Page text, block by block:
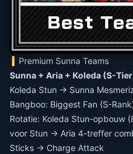
Premium Sunna Teams
Sunna + Aria + Koleda (S-
Koleda Stun → Sunna
Bangboo: Biggest Fan (S-
Rotatie: Koleda Stun-opbouw
voor Stun → Aria 4-treffer
Sticks → Charge Attack